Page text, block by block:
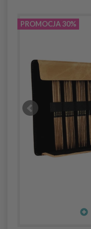
PROMOCJA 30%